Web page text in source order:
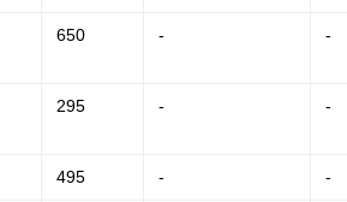
650 - -
295 - -
495 - -